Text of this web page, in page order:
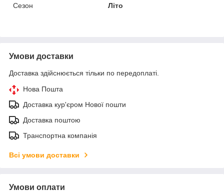
Сезон
Літо
Умови доставки
Доставка здійснюється тільки по передоплаті.
Нова Пошта
Доставка кур'єром Нової пошти
Доставка поштою
Транспортна компанія
Всі умови доставки
Умови оплати